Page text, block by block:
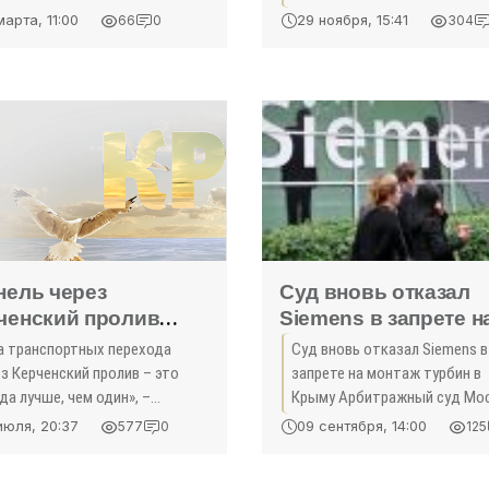
по улучшению
11:00 66 0
– первый
некачественного оказания
сообщила
29 ноября, 15:41 304
через
пролив
в 100 млрд
- «Экономика
транспортных перехода
Керченский пролив – это
лучше, чем один», –
Григорий ...
20:37 577 0
Суд вновь отказал
Siemens в запрете
монтаж турбин в
- «Экономика»
Суд вновь отказал Siemens в
запрете на монтаж турбин в
Крыму Арбитражный суд
повторно отказал
09 сентября, 14:00 125